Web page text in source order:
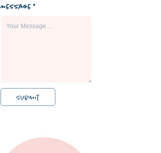
Message *
Submit